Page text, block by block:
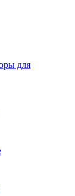
для